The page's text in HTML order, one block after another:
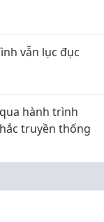
vẫn lục đục
hành trình
truyền thống